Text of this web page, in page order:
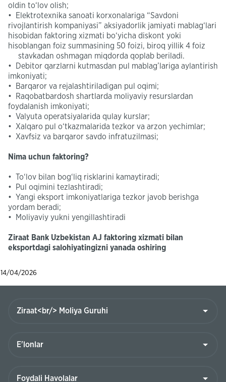
oldin to‘lov olish;
• Elektrotexnika sanoati korxonalariga “Savdoni
rivojlantirish kompaniyasi” aksiyadorlik jamiyati mablag‘lari
hisobidan faktoring xizmati bo‘yicha diskont yoki
hisoblangan foiz summasining 50 foizi, biroq yillik 4 foiz
stavkadan oshmagan miqdorda qoplab beriladi.
• Debitor qarzlarni kutmasdan pul mablag’lariga aylantirish
imkoniyati;
• Barqaror va rejalashtiriladigan pul oqimi;
• Raqobatbardosh shartlarda moliyaviy resurslardan
foydalanish imkoniyati;
• Valyuta operatsiyalarida qulay kurslar;
• Xalqaro pul o‘tkazmalarida tezkor va arzon yechimlar;
• Xavfsiz va barqaror savdo infratuzilmasi;
Nima uchun faktoring?
• To‘lov bilan bog‘liq risklarini kamaytiradi;
• Pul oqimini tezlashtiradi;
• Yangi eksport imkoniyatlariga tezkor javob berishga
yordam beradi;
• Moliyaviy yukni yengillashtiradi
Ziraat Bank Uzbekistan AJ faktoring xizmati bilan
eksportdagi salohiyatingizni yanada oshiring
14/04/2026